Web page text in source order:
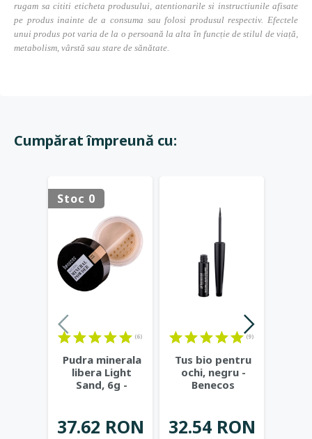
rugam sa cititi eticheta produsului, atentionarile si instructiunile afisate
pe produs inainte de a consuma sau folosi produsul respectiv. Efectele
unui produs pot varia de la o persoană la alta în funcție de stilul de viață,
metabolism, vârstă sau stare de sănătate.
Cumpărat împreună cu:
Stoc 0
(6)
Pudra minerala
libera Light
Sand, 6g -
37.62 RON
(9)
Tus bio pentru
ochi, negru -
Benecos
32.54 RON